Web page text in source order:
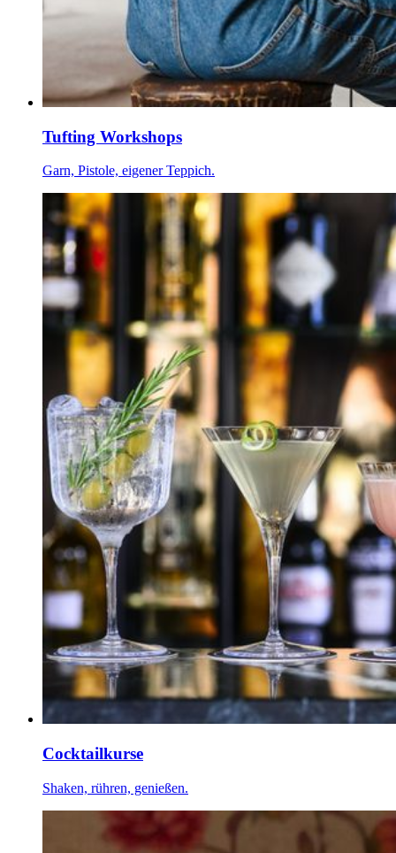
Tufting Workshops
Garn, Pistole, eigener Teppich.
Cocktailkurse
Shaken, rühren, genießen.